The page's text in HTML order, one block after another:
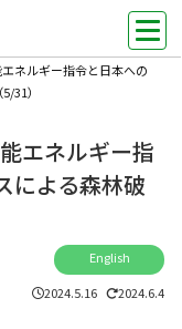
ネルギー指令と日本への
31）
エネルギー指
による森林破
English
2024.5.16 2024.6.4